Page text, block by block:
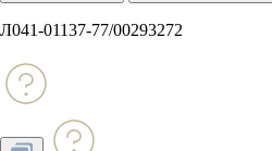
Л041-01137-77/00293272